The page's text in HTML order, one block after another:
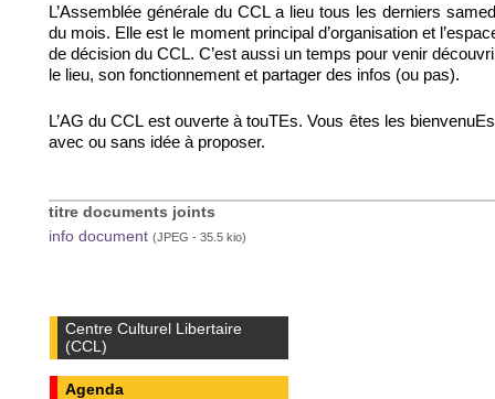
L’Assemblée générale du CCL a lieu tous les derniers
du mois. Elle est le moment principal d’organisation et
de décision du CCL. C’est aussi un temps pour venir
le lieu, son fonctionnement et partager des infos (ou pas).
L’AG du CCL est ouverte à touTEs. Vous êtes les
avec ou sans idée à proposer.
titre documents joints
info document (JPEG - 35.5 kio)
Centre Culturel Libertaire
(CCL)
Agenda